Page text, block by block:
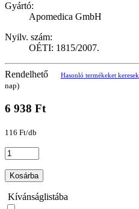
Gyártó:
Apomedica GmbH
Nyilv. szám:
OÉTI: 1815/2007.
Rendelhető Hasonló termékeket keresek
nap)
6 938 Ft
116 Ft/db
Kosárba
Kívánságlistába